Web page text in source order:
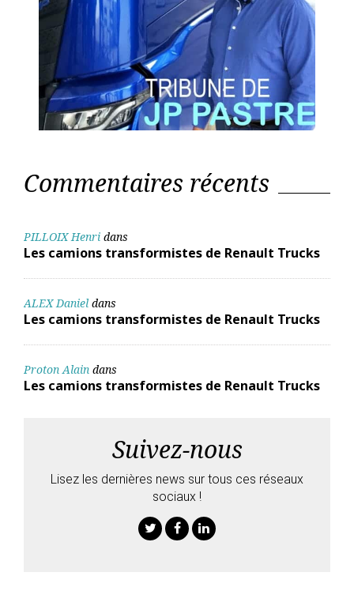
Commentaires récents
PILLOIX Henri dans
Les camions transformistes de Renault Trucks
ALEX Daniel dans
Les camions transformistes de Renault Trucks
Proton Alain dans
Les camions transformistes de Renault Trucks
Suivez-nous
Lisez les dernières news sur tous ces réseaux
sociaux !